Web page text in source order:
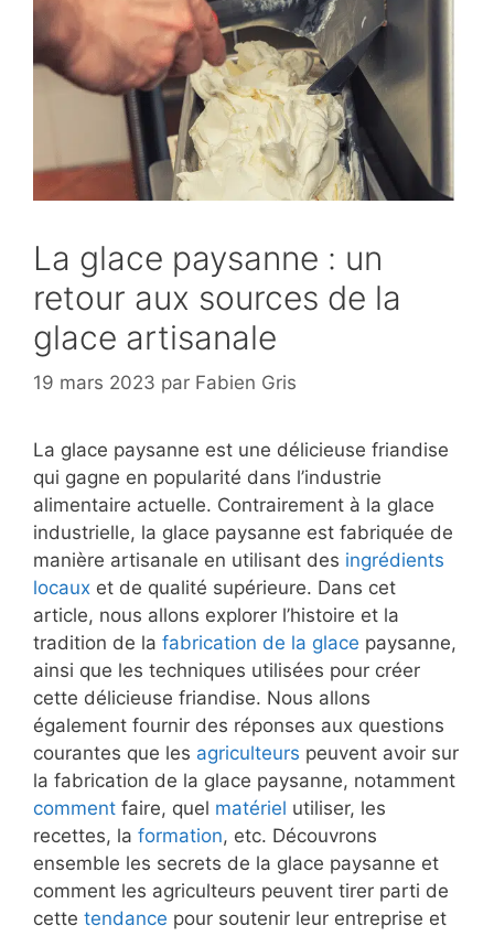
La glace paysanne : un
retour aux sources de la
glace artisanale
19 mars 2023 par Fabien Gris
La glace paysanne est une délicieuse friandise
qui gagne en popularité dans l’industrie
alimentaire actuelle. Contrairement à la glace
industrielle, la glace paysanne est fabriquée de
manière artisanale en utilisant des ingrédients
locaux et de qualité supérieure. Dans cet
article, nous allons explorer l’histoire et la
tradition de la fabrication de la glace paysanne,
ainsi que les techniques utilisées pour créer
cette délicieuse friandise. Nous allons
également fournir des réponses aux questions
courantes que les agriculteurs peuvent avoir sur
la fabrication de la glace paysanne, notamment
comment faire, quel matériel utiliser, les
recettes, la formation, etc. Découvrons
ensemble les secrets de la glace paysanne et
comment les agriculteurs peuvent tirer parti de
cette tendance pour soutenir leur entreprise et